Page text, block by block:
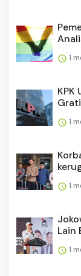
1
KPK
1
1
Lain
1